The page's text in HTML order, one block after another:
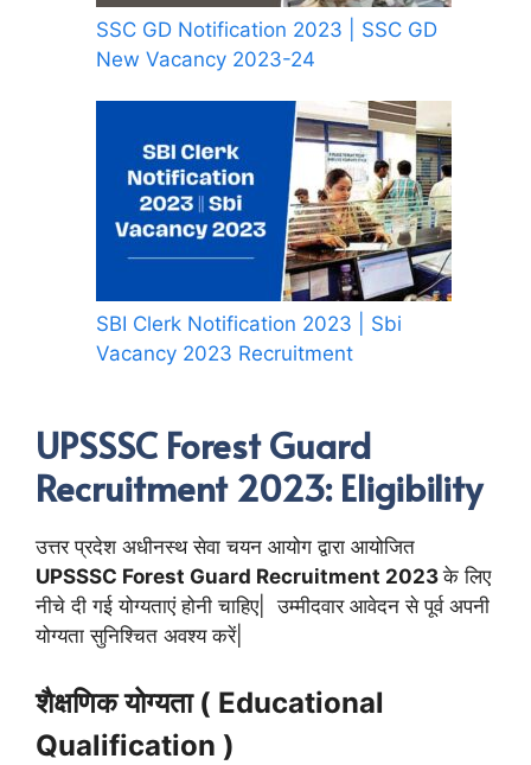
SSC GD Notification 2023 | SSC GD
New Vacancy 2023-24
SBI Clerk Notification 2023 | Sbi
Vacancy 2023 Recruitment
UPSSSC Forest Guard
Recruitment 2023: Eligibility
उत्तर प्रदेश अधीनस्थ सेवा चयन आयोग द्वारा आयोजित
UPSSSC Forest Guard Recruitment 2023के लिए
नीचे दी गई योग्यताएं होनी चाहिए| उम्मीदवार आवेदन से पूर्व अपनी
योग्यता सुनिश्चित अवश्य करें|
शैक्षणिक योग्यता ( Educational
Qualification )